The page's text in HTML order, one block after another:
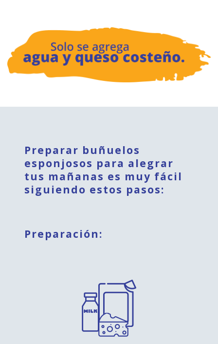
Preparar buñuelos
esponjosos para alegrar
tus mañanas es muy fácil
siguiendo estos pasos:
Preparación: